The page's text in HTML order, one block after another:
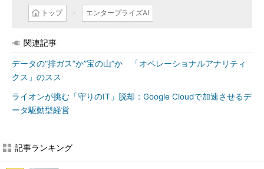
トップ エンタープライズAI
関連記事
データの“排ガス”か”宝の山”か 「オペレーショナルアナリティ
クス」のスス
ライオンが挑む「守りのIT」脱却：Google Cloudで加速させるデ
ータ駆動型経営
記事ランキング